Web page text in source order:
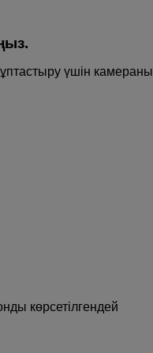
үшін камераны
көрсетілгендей